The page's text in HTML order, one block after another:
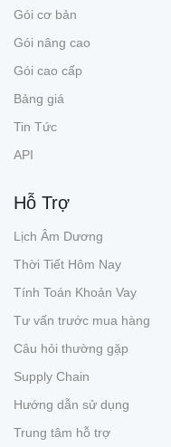
Gói cơ bản
Gói nâng cao
Gói cao cấp
Bảng giá
Tin Tức
API
Hỗ Trợ
Lịch Âm Dương
Thời Tiết Hôm Nay
Tính Toán Khoản Vay
Tư vấn trước mua hàng
Câu hỏi thường gặp
Supply Chain
Hướng dẫn sử dụng
Trung tâm hỗ trợ